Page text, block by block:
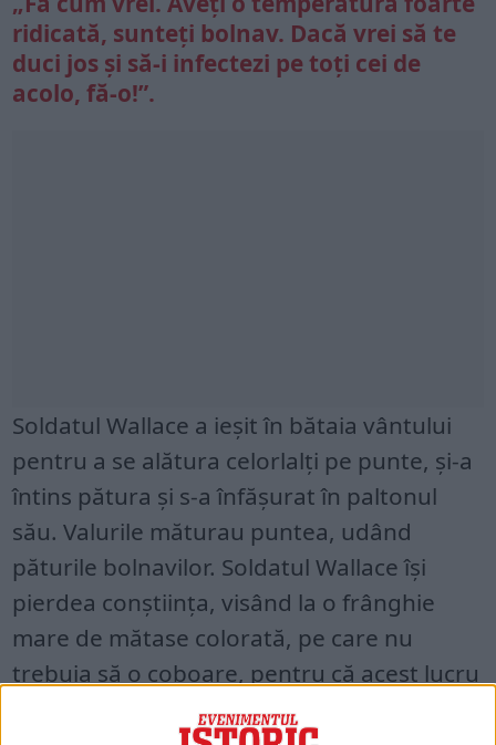
ridicată, sunteți bolnav. Dacă vrei să te
duci jos și să-i infectezi pe toți cei de
acolo, fă-o!”.
Soldatul Wallace a ieșit în bătaia vântului
pentru a se alătura celorlalți pe punte, și-a
întins pătura și s-a înfășurat în paltonul
său. Valurile măturau puntea, udând
păturile bolnavilor. Soldatul Wallace își
pierdea conștiința, visând la o frânghie
mare de mătase colorată, pe care nu
trebuia să o coboare, pentru că acest lucru
ar fi însemnat dezertare.